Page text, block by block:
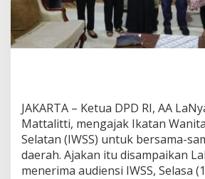
n
g
u
n
a
h
JAKARTA – Ketua DPD RI, AA
Mattalitti, mengajak Ikatan
Selatan (IWSS) untuk bersama-
daerah. Ajakan itu disampaikan
menerima audiensi IWSS, Selasa